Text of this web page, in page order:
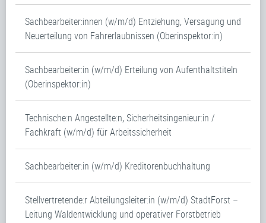
Sachbearbeiter:innen (w/m/d) Entziehung, Versagung und
Neuerteilung von Fahrerlaubnissen (Oberinspektor:in)
Sachbearbeiter:in (w/m/d) Erteilung von Aufenthaltstiteln
(Oberinspektor:in)
Technische:n Angestellte:n, Sicherheitsingenieur:in /
Fachkraft (w/m/d) für Arbeitssicherheit
Sachbearbeiter:in (w/m/d) Kreditorenbuchhaltung
Stellvertretende:r Abteilungsleiter:in (w/m/d) StadtForst –
Leitung Waldentwicklung und operativer Forstbetrieb